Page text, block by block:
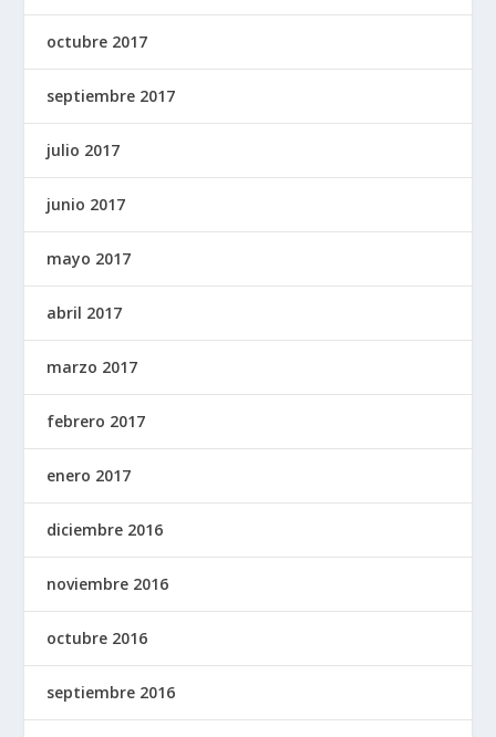
octubre 2017
septiembre 2017
julio 2017
junio 2017
mayo 2017
abril 2017
marzo 2017
febrero 2017
enero 2017
diciembre 2016
noviembre 2016
octubre 2016
septiembre 2016